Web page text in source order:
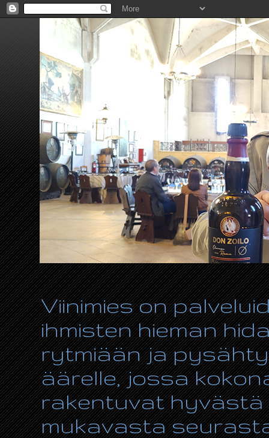
Viinimies on
ihmisten hieman
rytmiään ja
äärelle, jossa
rakentuvat hyvästä
mukavasta